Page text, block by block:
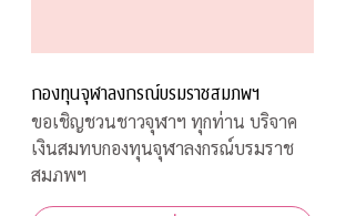
กองทุนจุฬาลงกรณ์บรมราชสมภพฯ
ขอเชิญชวนชาวจุฬาฯ ทุกท่าน บริจาค
เงินสมทบกองทุนจุฬาลงกรณ์บรมราช
สมภพฯ